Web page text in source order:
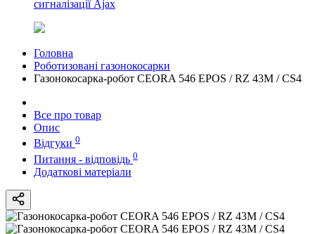
сигналізації Ajax
Головна
Роботизовані газонокосарки
Газонокосарка-робот CEORA 546 EPOS / RZ 43M / CS4
Все про товар
Опис
Відгуки 0
Питання - відповідь 0
Додаткові матеріали